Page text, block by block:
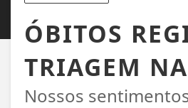
ÓBITOS
TRIAGEM
Nossos